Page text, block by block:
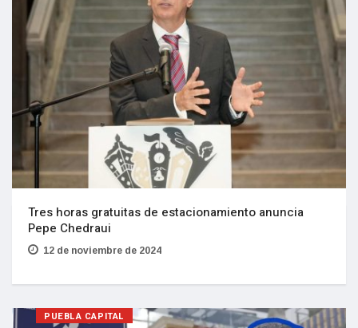
Tres horas gratuitas de estacionamiento anuncia
Pepe Chedraui
12 de noviembre de 2024
PUEBLA CAPITAL